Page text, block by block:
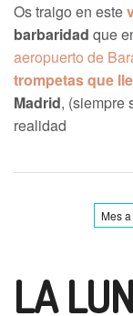
Os traigo en este
barbaridad que
aeropuerto de
trompetas que
Madrid, (siempre
realidad
Mes
LA